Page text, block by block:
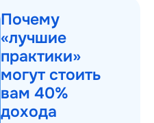
Почему
«лучшие
практики»
могут стоить
вам 40%
дохода